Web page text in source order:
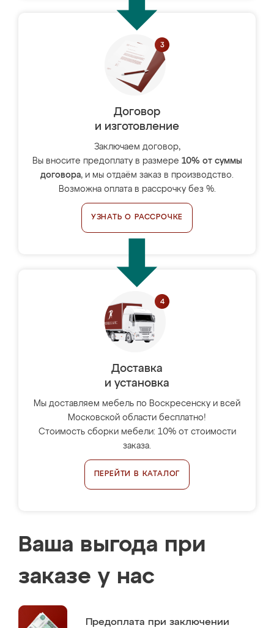
Договор
и изготовление
Заключаем договор,
Вы вносите предоплату в размере 10% от суммы
договора, и мы отдаём заказ в производство.
Возможна оплата в рассрочку без %.
УЗНАТЬ О РАССРОЧКЕ
Доставка
и установка
Мы доставляем мебель по Воскресенску и всей
Московской области бесплатно!
Стоимость сборки мебели: 10% от стоимости
заказа.
ПЕРЕЙТИ В КАТАЛОГ
Ваша выгода при
заказе у нас
Предоплата при заключении